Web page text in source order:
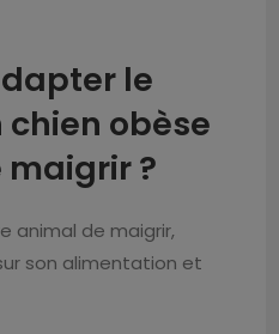
le
chien obèse
maigrir ?
animal de maigrir,
son alimentation et